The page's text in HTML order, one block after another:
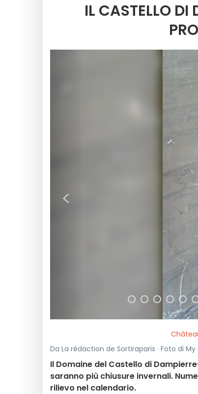
IL CASTELLO DI
<
Da La rédaction de Sortiraparis · Foto di My
Il Domaine del Castello di
saranno più chiusure invernali.
rilievo nel calendario.